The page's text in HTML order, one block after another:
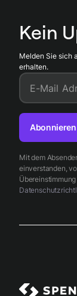
Kein
Melden Sie sich
erhalten.
E-Mail
Mit dem
einverstanden,
Abonnieren